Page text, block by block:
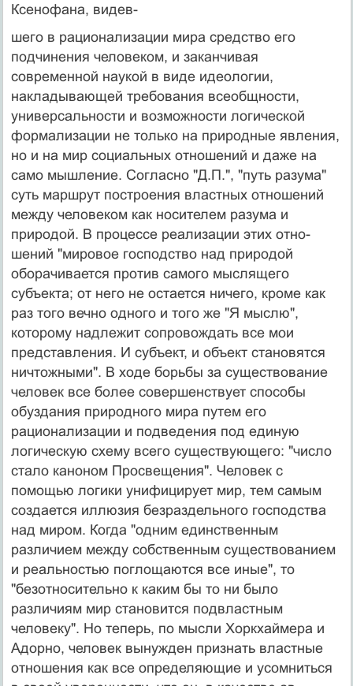
Ксенофана, видев-
шего в рационализации мира средство его
подчинения человеком, и заканчивая
современной наукой в виде идеологии,
накладывающей требования всеобщности,
универсальности и возможности логической
формали­зации не только на природные явления,
но и на мир со­циальных отношений и даже на
само мышление. Со­гласно "Д.П.", "путь разума"
суть маршрут построения властных отношений
между человеком как носителем разума и
природой. В процессе реализации этих отно­
шений "мировое господство над природой
оборачива­ется против самого мыслящего
субъекта; от него не ос­тается ничего, кроме как
раз того вечно одного и того же "Я мыслю",
которому надлежит сопровождать все мои
представления. И субъект, и объект становятся
ни­чтожными". В ходе борьбы за существование
человек все более совершенствует способы
обуздания природ­ного мира путем его
рационализации и подведения под единую
логическую схему всего существующего: "чис­ло
стало каноном Просвещения". Человек с
помощью логики унифицирует мир, тем самым
создается иллю­зия безраздельного господства
над миром. Когда "од­ним единственным
различием между собственным су­ществованием
и реальностью поглощаются все иные", то
"безотносительно к каким бы то ни было
различиям мир становится подвластным
человеку". Но теперь, по мысли Хоркхаймера и
Адорно, человек вынужден при­знать властные
отношения как все определяющие и усомниться